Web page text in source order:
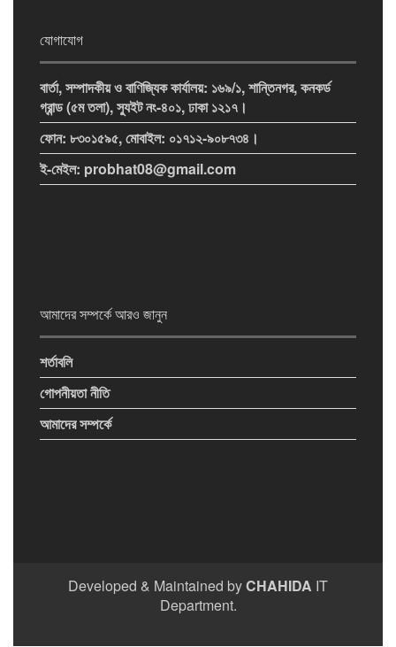
যোগাযোগ
বার্তা, সম্পাদকীয় ও বাণিজ্যিক কার্যালয়: ১৬৯/১, শান্তিনগর, কনকর্ড
গ্রান্ড (৫ম তলা), স্যুইট নং-৪০১, ঢাকা ১২১৭।
ফোন: ৮৩০১৫৯৫, মোবাইল: ০১৭১২-৯০৮৭৩৪।
ই-মেইল: probhat08@gmail.com
আমাদের সম্পর্কে আরও জানুন
শর্তাবলি
গোপনীয়তা নীতি
আমাদের সম্পর্কে
Developed & Maintained byCHAHIDA IT
Department.